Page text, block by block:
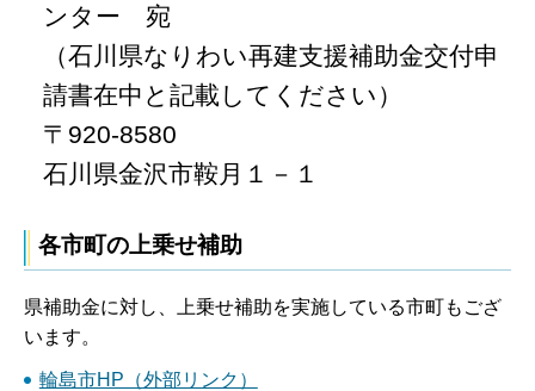
ンター 宛
（石川県なりわい再建支援補助金交付申
請書在中と記載してください）
〒920-8580
石川県金沢市鞍月１－１
各市町の上乗せ補助
県補助金に対し、上乗せ補助を実施している市町もござ
います。
輪島市HP（外部リンク）